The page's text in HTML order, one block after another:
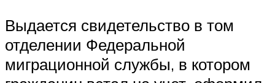
Выдается свидетельство в том
отделении Федеральной
миграционной службы, в котором